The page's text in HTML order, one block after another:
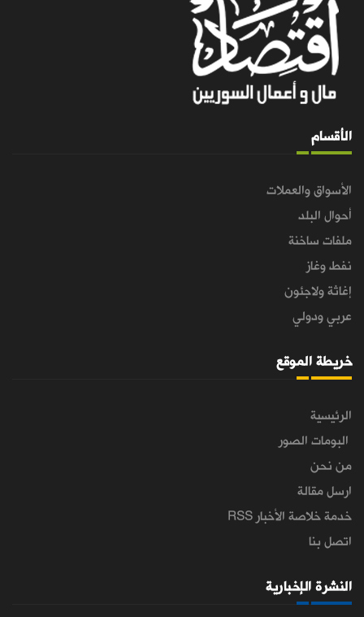
الأقسام
الأسواق والعملات
أحوال البلد
ملفات ساخنة
نفط وغاز
إغاثة ولاجئون
عربي ودولي
خريطة الموقع
الرئيسية
البومات الصور
من نحن
ارسل مقالة
خدمة خلاصة الأخبار RSS
اتصل بنا
النشرة الإخبارية